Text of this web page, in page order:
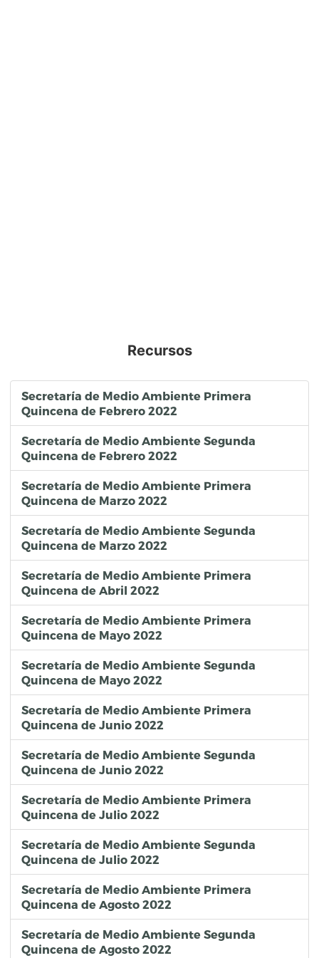
Recursos
Secretaría de Medio Ambiente Primera
Quincena de Febrero 2022
Secretaría de Medio Ambiente Segunda
Quincena de Febrero 2022
Secretaría de Medio Ambiente Primera
Quincena de Marzo 2022
Secretaría de Medio Ambiente Segunda
Quincena de Marzo 2022
Secretaría de Medio Ambiente Primera
Quincena de Abril 2022
Secretaría de Medio Ambiente Primera
Quincena de Mayo 2022
Secretaría de Medio Ambiente Segunda
Quincena de Mayo 2022
Secretaría de Medio Ambiente Primera
Quincena de Junio 2022
Secretaría de Medio Ambiente Segunda
Quincena de Junio 2022
Secretaría de Medio Ambiente Primera
Quincena de Julio 2022
Secretaría de Medio Ambiente Segunda
Quincena de Julio 2022
Secretaría de Medio Ambiente Primera
Quincena de Agosto 2022
Secretaría de Medio Ambiente Segunda
Quincena de Agosto 2022